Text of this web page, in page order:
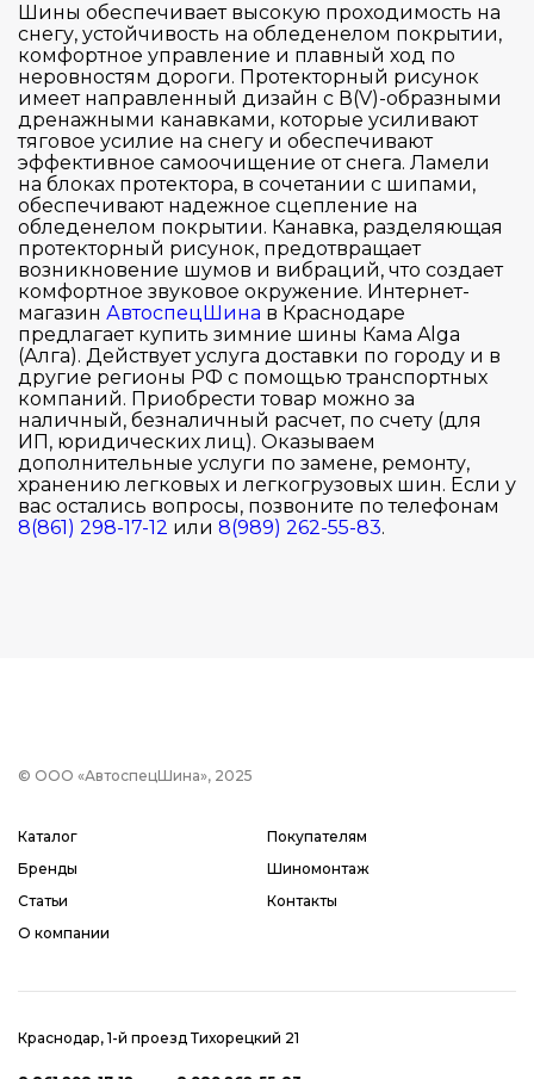
Шины обеспечивает высокую проходимость на
снегу, устойчивость на обледенелом покрытии,
комфортное управление и плавный ход по
неровностям дороги. Протекторный рисунок
имеет направленный дизайн с В(V)-образными
дренажными канавками, которые усиливают
тяговое усилие на снегу и обеспечивают
эффективное самоочищение от снега. Ламели
на блоках протектора, в сочетании с шипами,
обеспечивают надежное сцепление на
обледенелом покрытии. Канавка, разделяющая
протекторный рисунок, предотвращает
возникновение шумов и вибраций, что создает
комфортное звуковое окружение. Интернет-
магазин АвтоспецШина в Краснодаре
предлагает купить зимние шины Кама Alga
(Алга). Действует услуга доставки по городу и в
другие регионы РФ с помощью транспортных
компаний. Приобрести товар можно за
наличный, безналичный расчет, по счету (для
ИП, юридических лиц). Оказываем
дополнительные услуги по замене, ремонту,
хранению легковых и легкогрузовых шин. Если у
вас остались вопросы, позвоните по телефонам
8(861) 298-17-12 или 8(989) 262-55-83.
© ООО «АвтоспецШина», 2025
Каталог
Бренды
Статьи
О компании
Покупателям
Шиномонтаж
Контакты
Краснодар, 1-й проезд Тихорецкий 21